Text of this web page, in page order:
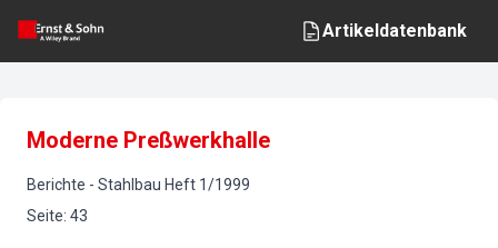
Artikeldatenbank
Moderne Preßwerkhalle
Berichte - Stahlbau Heft 1/1999
Seite: 43